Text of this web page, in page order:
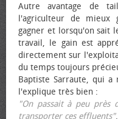
Autre avantage de
l'agriculteur de
gagner et lorsqu'on sait
travail, le gain est
directement sur
du temps toujours
Baptiste Sarraute, qui
l'explique très bien :
"On passait à peu près
transporter ces effluents".